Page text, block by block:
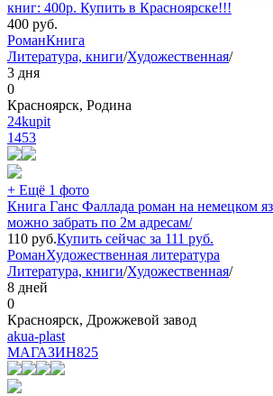
книг: 400р. Купить в Красноярске!!!
400 руб.
РоманКнига
Литература, книги/Художественная/
3 дня
0
Красноярск, Родина
24kupit
1453
+ Ещё 1 фото
Книга Ганс Фаллада роман на немецком
можно забрать по 2м адресам/
110 руб.Купить сейчас за 111 руб.
РоманХудожественная литература
Литература, книги/Художественная/
8 дней
0
Красноярск, Дрожжевой завод
akua-plast
МАГАЗИН825